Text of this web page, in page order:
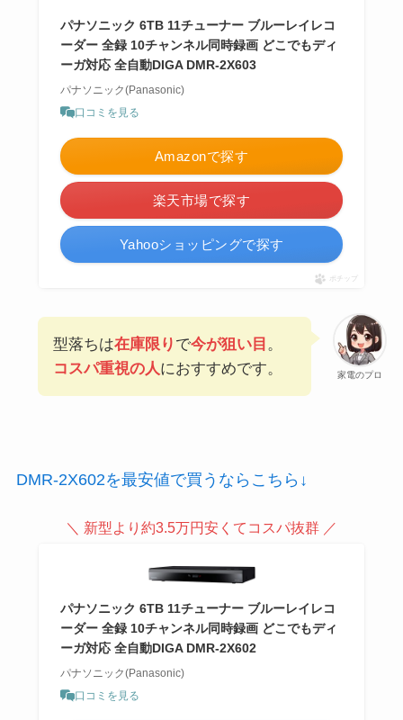
パナソニック 6TB 11チューナー ブルーレイレコ
ーダー 全録 10チャンネル同時録画 どこでもディ
ーガ対応 全自動DIGA DMR-2X603
パナソニック(Panasonic)
口コミを見る
Amazonで探す
楽天市場で探す
Yahooショッピングで探す
ポチップ
家電のプロ
型落ちは在庫限り で今が狙い目 。
コスパ重視の人におすすめです。
DMR-2X602を最安値で買うならこちら↓
＼ 新型より約3.5万円安くてコスパ抜群 ／
パナソニック 6TB 11チューナー ブルーレイレコ
ーダー 全録 10チャンネル同時録画 どこでもディ
ーガ対応 全自動DIGA DMR-2X602
パナソニック(Panasonic)
口コミを見る